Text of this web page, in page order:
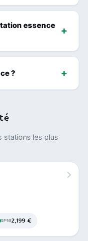
essence
?
stations les plus
SP982,199 €